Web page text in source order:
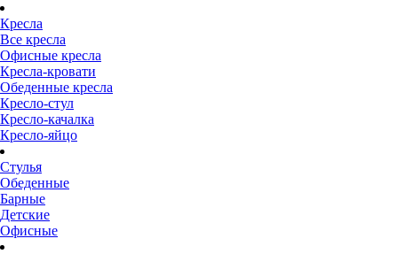
Кресла
Все кресла
Офисные кресла
Кресла-кровати
Обеденные кресла
Кресло-стул
Кресло-качалка
Кресло-яйцо
Стулья
Обеденные
Барные
Детские
Офисные